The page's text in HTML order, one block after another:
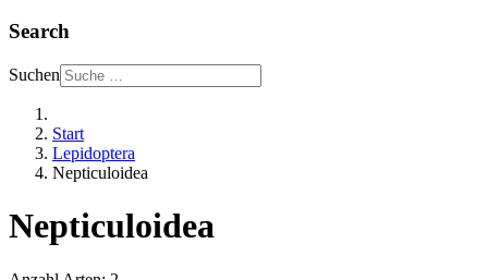
Search
Suchen
Start
Lepidoptera
Nepticuloidea
Nepticuloidea